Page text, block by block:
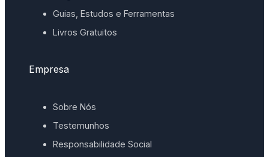
Guias, Estudos e Ferramentas
Livros Gratuitos
Empresa
Sobre Nós
Testemunhos
Responsabilidade Social